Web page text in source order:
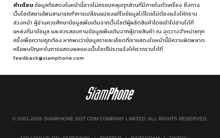
คำเตือนข้อมูลที่แสดงในหน้านี้อาจไม่ครอบคลุมทุกส่วนที่มีภายในตัวเครื่อง ซึ่งทาง
เว็บไซต์สยามโฟนสามารถทำการเปลี่ยนแปลงแก้ไขข้อมูลได้โดยไม่ต้องแจ้งให้ทราบ
ล่วงหน้า ผู้อ่านควรศึกษาข้อมูลเพิ่มเติมจากเว็บไซต์ผู้ผลิตสินค้าโดยเข้าไปอ่านได้ที่
แหล่งที่มาข้อมูล และควรสอบถามข้อมูลเพิ่มเติมจากผู้ขายสินค้า ณ จุดวางจำหน่ายทุก
ครั้งเพื่อความถูกต้อง หากพบว่าข้อมูลรายละเอียดที่เราแสดงในหน้านี้มีความผิดพลาด
หรือพบปัญหาในการแสดงผลของเว็บไซต์โปรดแจ้งให้เราทราบได้ที่
feedback@siamphone.com
© 2001-2026 SIAMPHONE DOT COM COMPANY LIMITED. ALL RIGHTS RESERVED.